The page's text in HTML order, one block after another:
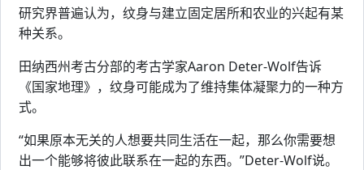
研究界普遍认为，纹身与建立固定居所和农业的兴起有某
种关系。
田纳西州考古分部的考古学家Aaron Deter-Wolf告诉
《国家地理》，纹身可能成为了维持集体凝聚力的一种方
式。
“如果原本无关的人想要共同生活在一起，那么你需要想
出一个能够将彼此联系在一起的东西。”Deter-Wolf说。